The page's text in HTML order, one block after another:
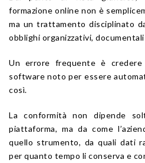
formazione online non è
ma un trattamento disciplinato
obblighi organizzativi,
Un errore frequente è
software noto per essere
così.
La conformità non dipende
piattaforma, ma da come
quello strumento, da quali dati
per quanto tempo li conserva e